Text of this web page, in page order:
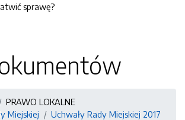
sprawę?
PRAWO LOKALNE
Miejskiej
Uchwały Rady Miejskiej 2017